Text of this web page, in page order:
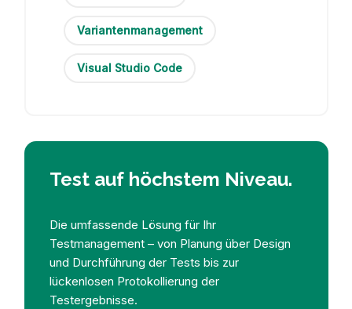
Variantenmanagement
Visual Studio Code
Test auf höchstem Niveau.
Die umfassende Lösung für Ihr
Testmanagement – von Planung über Design
und Durchführung der Tests bis zur
lückenlosen Protokollierung der
Testergebnisse.